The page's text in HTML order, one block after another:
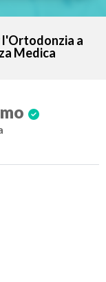
l'Ortodonzia a
Medica